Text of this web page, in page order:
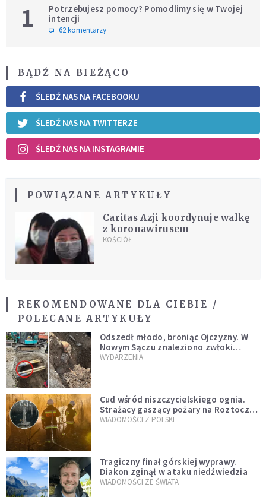
1
Potrzebujesz pomocy? Pomodlimy się w Twojej
intencji
62 komentarzy
BĄDŹ NA BIEŻĄCO
ŚLEDŹ NAS NA FACEBOOKU
ŚLEDŹ NAS NA TWITTERZE
ŚLEDŹ NAS NA INSTAGRAMIE
POWIĄZANE ARTYKUŁY
Caritas Azji koordynuje walkę
z koronawirusem
KOŚCIÓŁ
REKOMENDOWANE DLA CIEBIE /
POLECANE ARTYKUŁY
Odszedł młodo, broniąc Ojczyzny. W
Nowym Sączu znaleziono zwłoki
mężczyzny z czasów potopu
WYDARZENIA
Cud wśród niszczycielskiego ognia.
Strażacy gaszący pożary na Roztoczu
opublikowali niezwykłe zdjęcie
WIADOMOŚCI Z POLSKI
Tragiczny finał górskiej wyprawy.
Diakon zginął w ataku niedźwiedzia
WIADOMOŚCI ZE ŚWIATA